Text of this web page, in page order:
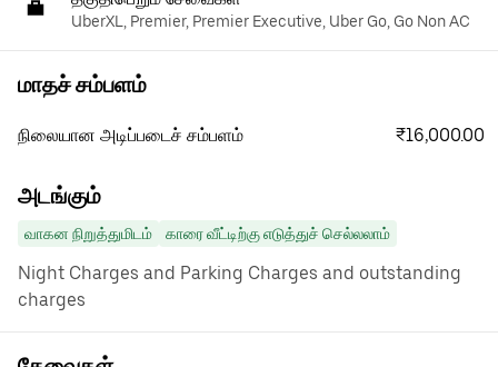
UberXL, Premier, Premier Executive, Uber Go, Go Non AC
மாதச் சம்பளம்
நிலையான அடிப்படைச் சம்பளம் ₹16,000.00
அடங்கும்
வாகன நிறுத்துமிடம் காரை வீட்டிற்கு எடுத்துச் செல்லலாம்
Night Charges and Parking Charges and outstanding
charges